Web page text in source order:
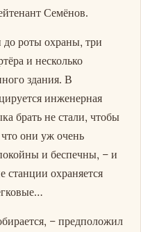
Семёнов.
до роты охраны, три
и несколько
здания. В
инженерная
брать не стали, чтобы
что они уж очень
и беспечны, – и
станции охраняется
– предположил